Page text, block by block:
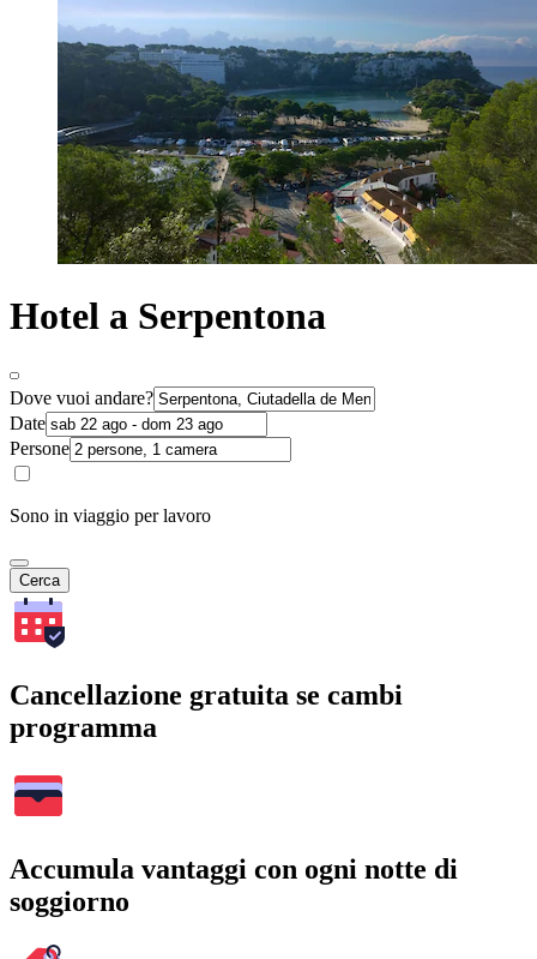
Hotel a Serpentona
Dove vuoi andare?
Date
Persone
Sono in viaggio per lavoro
Cerca
Cancellazione gratuita se cambi
programma
Accumula vantaggi con ogni notte di
soggiorno